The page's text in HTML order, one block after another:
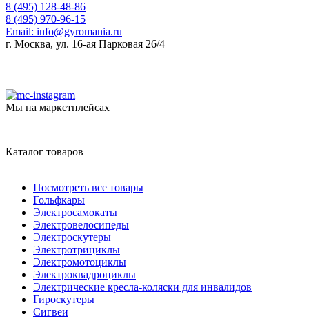
8 (495) 128-48-86
8 (495) 970-96-15
Email: info@gyromania.ru
г. Москва, ул. 16-ая Парковая 26/4
Мы на маркетплейсах
Каталог товаров
Посмотреть все товары
Гольфкары
Электросамокаты
Электровелосипеды
Электроскутеры
Электротрициклы
Электромотоциклы
Электроквадроциклы
Электрические кресла-коляски для инвалидов
Гироскутеры
Сигвеи